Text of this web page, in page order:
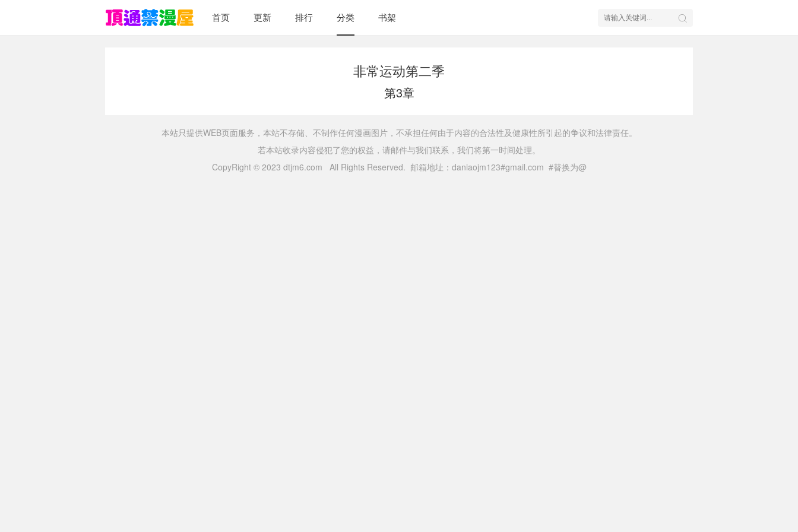
首页 更新 排行 分类 书架
非常运动第二季
第3章
本站只提供WEB页面服务，本站不存储、不制作任何漫画图片，不承担任何由于内容的合法性及健康性所引起的争议和法律责任。
若本站收录内容侵犯了您的权益，请邮件与我们联系，我们将第一时间处理。
CopyRight © 2023 dtjm6.com All Rights Reserved. 邮箱地址：daniaojm123#gmail.com #替换为@